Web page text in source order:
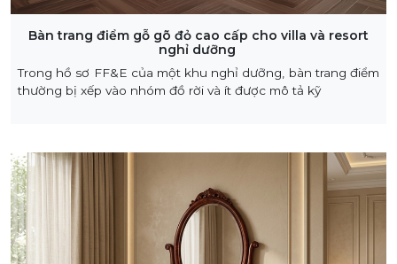
Bàn trang điểm gỗ gõ đỏ cao cấp cho villa và resort
nghỉ dưỡng
Trong hồ sơ FF&E của một khu nghỉ dưỡng, bàn trang điểm
thường bị xếp vào nhóm đồ rời và ít được mô tả kỹ